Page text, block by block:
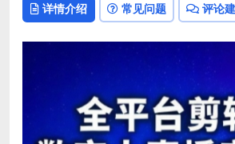
详情介绍 常见问题 评论